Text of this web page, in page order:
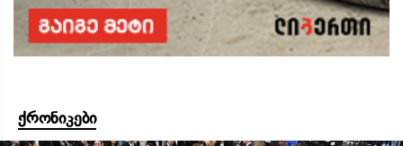
ქრონიკები